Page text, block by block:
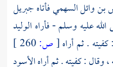
بن وائل السهميفأتاهجبريل
عليه وسلم - فأراه الوليد
. ثم أراه[ص:
، وقال : كفيته . ثم أراهالأسود